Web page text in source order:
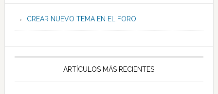
CREAR NUEVO TEMA EN EL FORO
ARTÍCULOS MÁS RECIENTES